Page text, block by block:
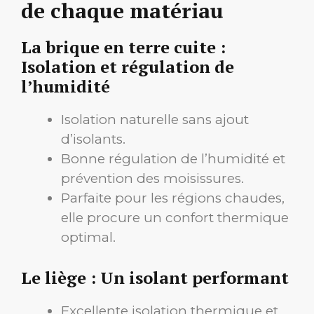
de chaque matériau
La brique en terre cuite :
Isolation et régulation de
l’humidité
Isolation naturelle sans ajout
d’isolants.
Bonne régulation de l’humidité et
prévention des moisissures.
Parfaite pour les régions chaudes,
elle procure un confort thermique
optimal.
Le liège : Un isolant performant
Excellente isolation thermique et